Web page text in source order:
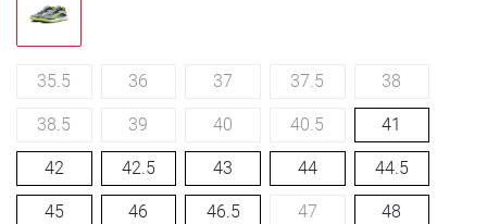
35.5 36 37 37.5 38
38.5 39 40 40.5 41
42 42.5 43 44 44.5
45 46 46.5 47 48